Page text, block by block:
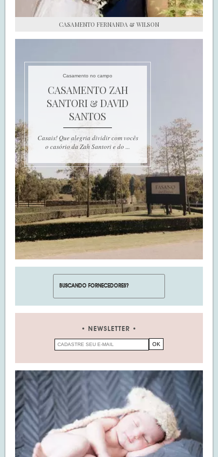
CASAMENTO FERNANDA & WILSON
Casamento no campo
CASAMENTO ZAH
SANTORI & DAVID
SANTOS
Casais! Que alegria dividir com vocês
o casório da Zah Santori e do ...
NEWSLETTER